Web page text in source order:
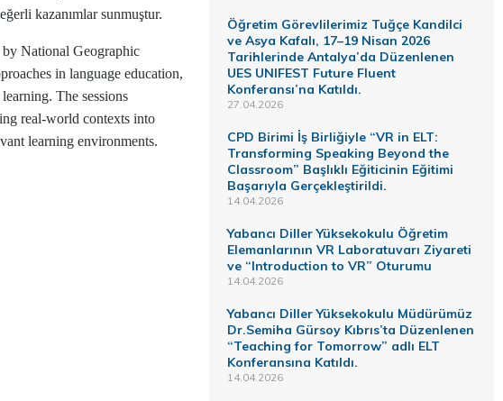
kazanımlar sunmuştur.
National Geographic
in language education,
The sessions
real-world contexts into
learning environments.
Öğretim Görevlilerimiz Tuğçe Kandilci
ve Asya Kafalı, 17–19 Nisan 2026
Tarihlerinde Antalya’da Düzenlenen
UES UNIFEST Future Fluent
Konferansı’na Katıldı.
27.04.2026
CPD Birimi İş Birliğiyle “VR in ELT:
Transforming Speaking Beyond the
Classroom” Başlıklı Eğiticinin Eğitimi
Başarıyla Gerçekleştirildi.
14.04.2026
Yabancı Diller Yüksekokulu Öğretim
Elemanlarının VR Laboratuvarı Ziyareti
ve “Introduction to VR” Oturumu
14.04.2026
Yabancı Diller Yüksekokulu Müdürümüz
Dr.Semiha Gürsoy Kıbrıs’ta Düzenlenen
“Teaching for Tomorrow” adlı ELT
Konferansına Katıldı.
14.04.2026